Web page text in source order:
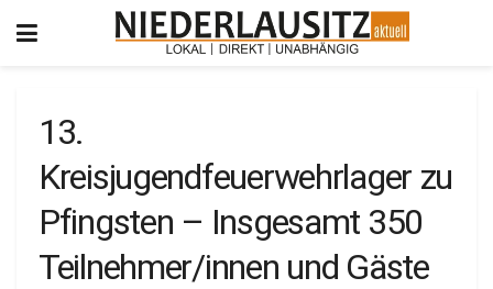
13.
Kreisjugendfeuerwehrlager zu
Pfingsten – Insgesamt 350
Teilnehmer/innen und Gäste